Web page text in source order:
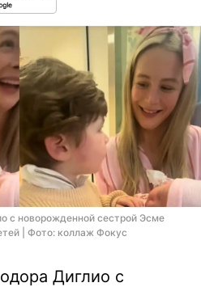
с новорожденной сестрой Эсме
| Фото: коллаж Фокус
Диглио с